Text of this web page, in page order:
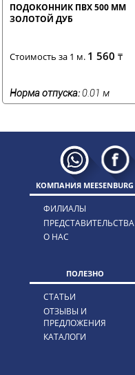
ПОДОКОННИК ПВХ 500 ММ
ЗОЛОТОЙ ДУБ
Стоимость за 1 м. 1 560 ₸
Норма отпуска:0.01 м
КОМПАНИЯ MEESENBURG
ФИЛИАЛЫ
ПРЕДСТАВИТЕЛЬСТВА
О НАС
ПОЛЕЗНО
СТАТЬИ
ОТЗЫВЫ И
ПРЕДЛОЖЕНИЯ
КАТАЛОГИ